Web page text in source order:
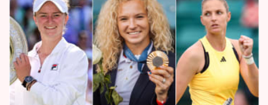
Seriály
Horoskopy
Sledujte prima+
Filmový festival Karlovy Vary